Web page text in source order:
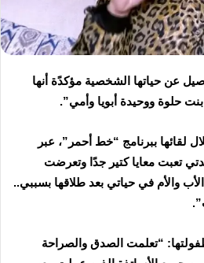
عن حياتها الشخصية مؤكدًة أنها
حلوة ووحيدة أبويا وأمي”.
لقائها ببرنامج “خط أحمر”، عبر
تعبت معايا كتير جدًا وتعرضت
والأم في حياتي بعد طلاقها بسببي..
“تعلمت الصدق والصراحة